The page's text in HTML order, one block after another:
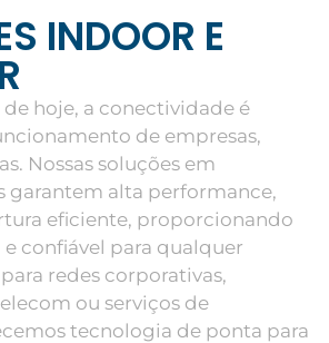
INDOOR E
hoje, a conectividade é
de empresas,
Nossas soluções em
garantem alta performance,
eficiente, proporcionando
confiável para qualquer
redes corporativas,
ou serviços de
tecnologia de ponta para